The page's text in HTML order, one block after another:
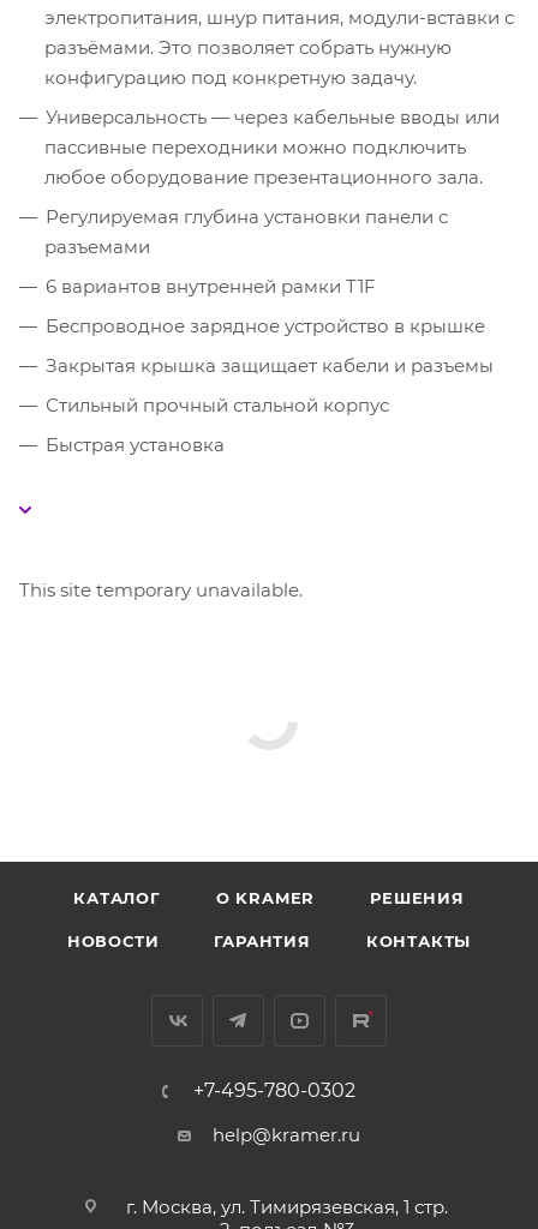
электропитания, шнур питания, модули-вставки с
разъёмами. Это позволяет собрать нужную
конфигурацию под конкретную задачу.
Универсальность — через кабельные вводы или
пассивные переходники можно подключить
любое оборудование презентационного зала.
Регулируемая глубина установки панели с
разъемами
6 вариантов внутренней рамки T1F
Беспроводное зарядное устройство в крышке
Закрытая крышка защищает кабели и разъемы
Стильный прочный стальной корпус
Быстрая установка
This site temporary unavailable.
КАТАЛОГ O KRAMER РЕШЕНИЯ
НОВОСТИ ГАРАНТИЯ КОНТАКТЫ
+7-495-780-0302
help@kramer.ru
г. Москва, ул. Тимирязевская, 1 стр.